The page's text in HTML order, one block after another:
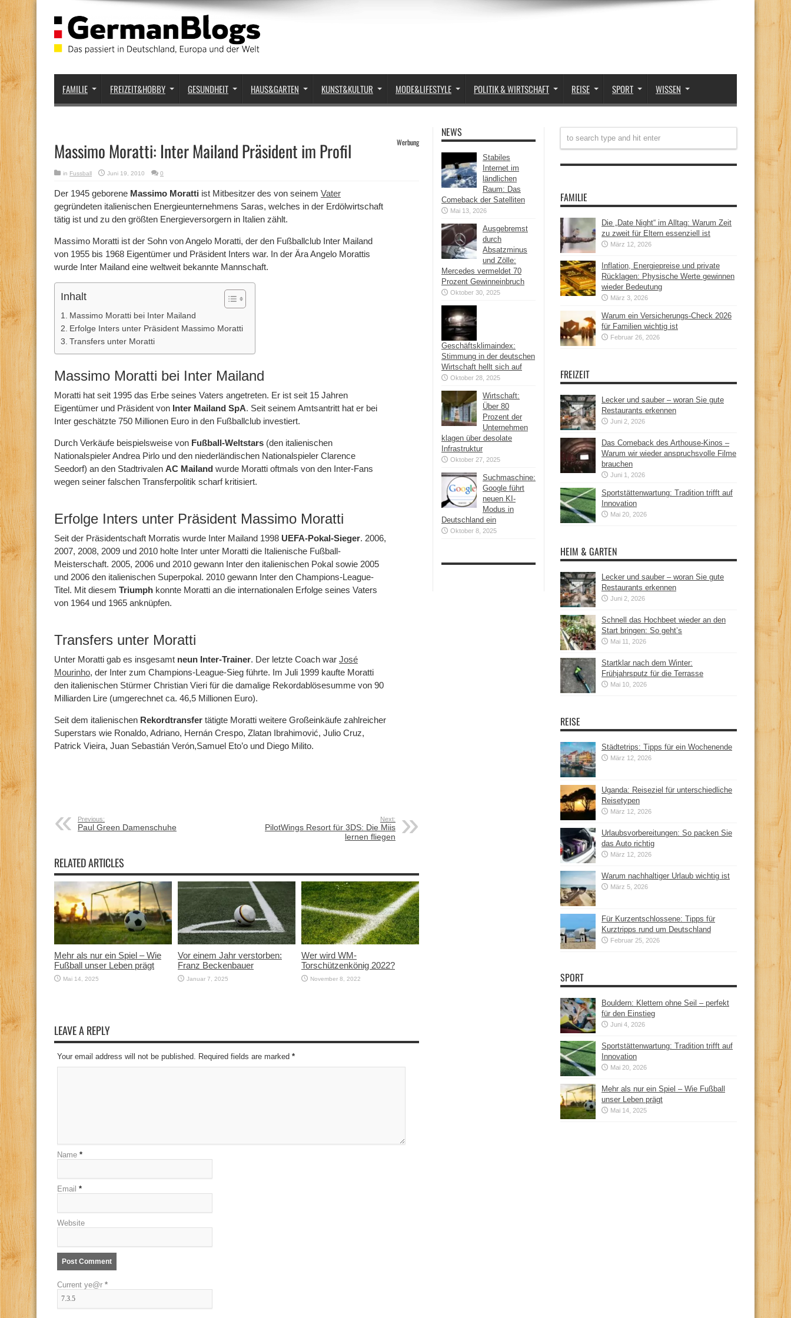
FAMILIE FREIZEIT&HOBBY GESUNDHEIT HAUS&GARTEN KUNST&KULTUR MODE&LIFESTYLE POLITIK & WIRTSCHAFT REISE SPORT WISSEN
Massimo Moratti: Inter Mailand Präsident im Profil Werbung
in Fussball Juni 19, 2010 0
Der 1945 geborene Massimo Moratti ist Mitbesitzer des von seinem Vater
gegründeten italienischen Energieunternehmens Saras, welches in der Erdölwirtschaft
tätig ist und zu den größten Energieversorgern in Italien zählt.
Massimo Moratti ist der Sohn von Angelo Moratti, der den Fußballclub Inter Mailand
von 1955 bis 1968 Eigentümer und Präsident Inters war. In der Ära Angelo Morattis
wurde Inter Mailand eine weltweit bekannte Mannschaft.
Inhalt
Massimo Moratti bei Inter Mailand
Erfolge Inters unter Präsident Massimo Moratti
Transfers unter Moratti
Massimo Moratti bei Inter Mailand
Moratti hat seit 1995 das Erbe seines Vaters angetreten. Er ist seit 15 Jahren
Eigentümer und Präsident von Inter Mailand SpA. Seit seinem Amtsantritt hat er bei
Inter geschätzte 750 Millionen Euro in den Fußballclub investiert.
Durch Verkäufe beispielsweise von Fußball-Weltstars (den italienischen
Nationalspieler Andrea Pirlo und den niederländischen Nationalspieler Clarence
Seedorf) an den Stadtrivalen AC Mailand wurde Moratti oftmals von den Inter-Fans
wegen seiner falschen Transferpolitik scharf kritisiert.
Erfolge Inters unter Präsident Massimo Moratti
Seit der Präsidentschaft Morratis wurde Inter Mailand 1998 UEFA-Pokal-Sieger. 2006,
2007, 2008, 2009 und 2010 holte Inter unter Moratti die Italienische Fußball-
Meisterschaft. 2005, 2006 und 2010 gewann Inter den italienischen Pokal sowie 2005
und 2006 den italienischen Superpokal. 2010 gewann Inter den Champions-League-
Titel. Mit diesem Triumph konnte Moratti an die internationalen Erfolge seines Vaters
von 1964 und 1965 anknüpfen.
Transfers unter Moratti
Unter Moratti gab es insgesamt neun Inter-Trainer. Der letzte Coach war José
Mourinho, der Inter zum Champions-League-Sieg führte. Im Juli 1999 kaufte Moratti
den italienischen Stürmer Christian Vieri für die damalige Rekordablösesumme von 90
Milliarden Lire (umgerechnet ca. 46,5 Millionen Euro).
Seit dem italienischen Rekordtransfer tätigte Moratti weitere Großeinkäufe zahlreicher
Superstars wie Ronaldo, Adriano, Hernán Crespo, Zlatan Ibrahimović, Julio Cruz,
Patrick Vieira, Juan Sebastián Verón,Samuel Eto’o und Diego Milito.
Previous:
Paul Green Damenschuhe
Next:
PilotWings Resort für 3DS: Die Miis
lernen fliegen
RELATED ARTICLES
Mehr als nur ein Spiel – Wie
Fußball unser Leben prägt
Mai 14, 2025
Vor einem Jahr verstorben:
Franz Beckenbauer
Januar 7, 2025
Wer wird WM-
Torschützenkönig 2022?
November 8, 2022
LEAVE A REPLY
Your email address will not be published. Required fields are marked *
Name *
Email *
Website
Current ye@r *
NEWS
Stabiles
Internet im
ländlichen
Raum: Das
Comeback der Satelliten
Mai 13, 2026
Ausgebremst
durch
Absatzminus
und Zölle:
Mercedes vermeldet 70
Prozent Gewinneinbruch
Oktober 30, 2025
Geschäftsklimaindex:
Stimmung in der deutschen
Wirtschaft hellt sich auf
Oktober 28, 2025
Wirtschaft:
Über 80
Prozent der
Unternehmen
klagen über desolate
Infrastruktur
Oktober 27, 2025
Suchmaschine:
Google führt
neuen KI-
Modus in
Deutschland ein
Oktober 8, 2025
FAMILIE
Die „Date Night“ im Alltag: Warum Zeit
zu zweit für Eltern essenziell ist
März 12, 2026
Inflation, Energiepreise und private
Rücklagen: Physische Werte gewinnen
wieder Bedeutung
März 3, 2026
Warum ein Versicherungs-Check 2026
für Familien wichtig ist
Februar 26, 2026
FREIZEIT
Lecker und sauber – woran Sie gute
Restaurants erkennen
Juni 2, 2026
Das Comeback des Arthouse-Kinos –
Warum wir wieder anspruchsvolle Filme
brauchen
Juni 1, 2026
Sportstättenwartung: Tradition trifft auf
Innovation
Mai 20, 2026
HEIM & GARTEN
Lecker und sauber – woran Sie gute
Restaurants erkennen
Juni 2, 2026
Schnell das Hochbeet wieder an den
Start bringen: So geht’s
Mai 11, 2026
Startklar nach dem Winter:
Frühjahrsputz für die Terrasse
Mai 10, 2026
REISE
Städtetrips: Tipps für ein Wochenende
März 12, 2026
Uganda: Reiseziel für unterschiedliche
Reisetypen
März 12, 2026
Urlaubsvorbereitungen: So packen Sie
das Auto richtig
März 12, 2026
Warum nachhaltiger Urlaub wichtig ist
März 5, 2026
Für Kurzentschlossene: Tipps für
Kurztripps rund um Deutschland
Februar 25, 2026
SPORT
Bouldern: Klettern ohne Seil – perfekt
für den Einstieg
Juni 4, 2026
Sportstättenwartung: Tradition trifft auf
Innovation
Mai 20, 2026
Mehr als nur ein Spiel – Wie Fußball
unser Leben prägt
Mai 14, 2025